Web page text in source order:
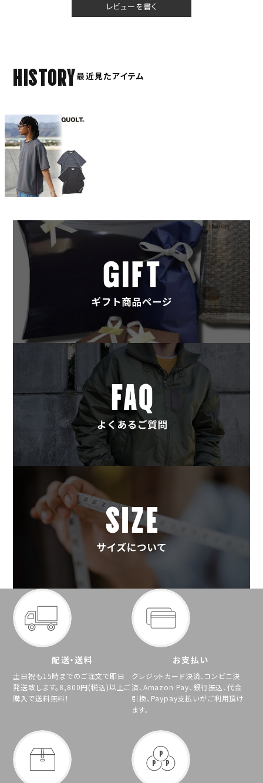
レビューを書く
HISTORY最近見たアイテム
配送・送料
土日祝も15時までのご注文で即日
発送致します。8,800円(税込)以上ご
購入で送料無料！
お支払い
クレジットカード決済、コンビニ決
済、Amazon Pay、銀行振込、代金
引換、Paypay支払いがご利用頂け
ます。